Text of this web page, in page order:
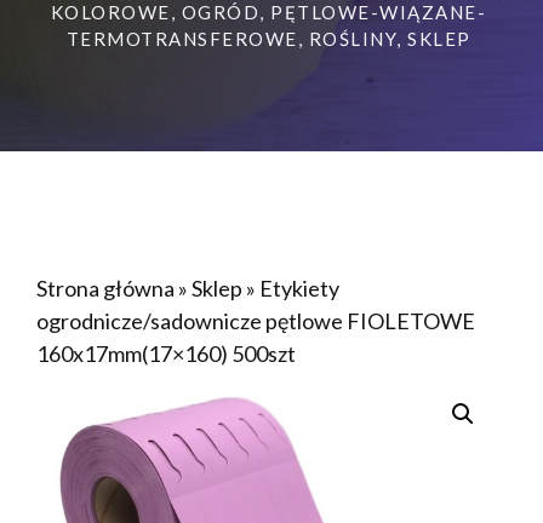
KOLOROWE, OGRÓD, PĘTLOWE-WIĄZANE-
TERMOTRANSFEROWE, ROŚLINY, SKLEP
Strona główna »Sklep » Etykiety
ogrodnicze/sadownicze pętlowe FIOLETOWE
160x17mm(17×160) 500szt